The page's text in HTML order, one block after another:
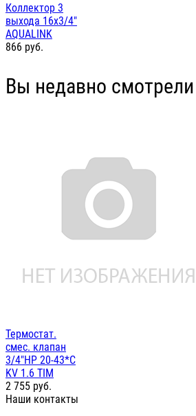
Коллектор 3
выхода 16х3/4"
AQUALINK
866 руб.
Вы недавно смотрели
Термостат.
смес. клапан
3/4"НР 20-43*С
KV 1.6 TIM
2 755 руб.
Наши контакты